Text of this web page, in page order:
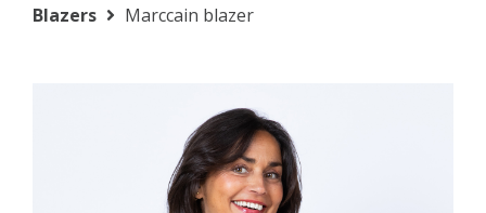
Blazers
Marccain blazer